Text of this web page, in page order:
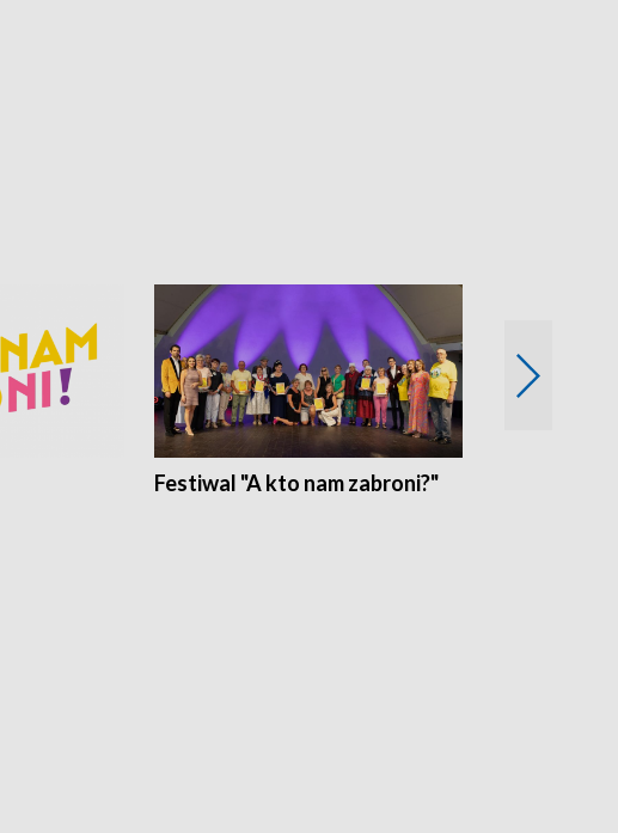
Festiwal "A kto nam zabroni?"